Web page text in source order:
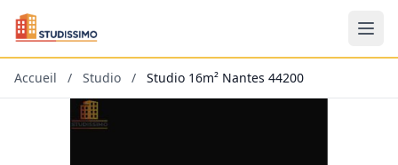
Accueil / Studio / Studio 16m² Nantes 44200